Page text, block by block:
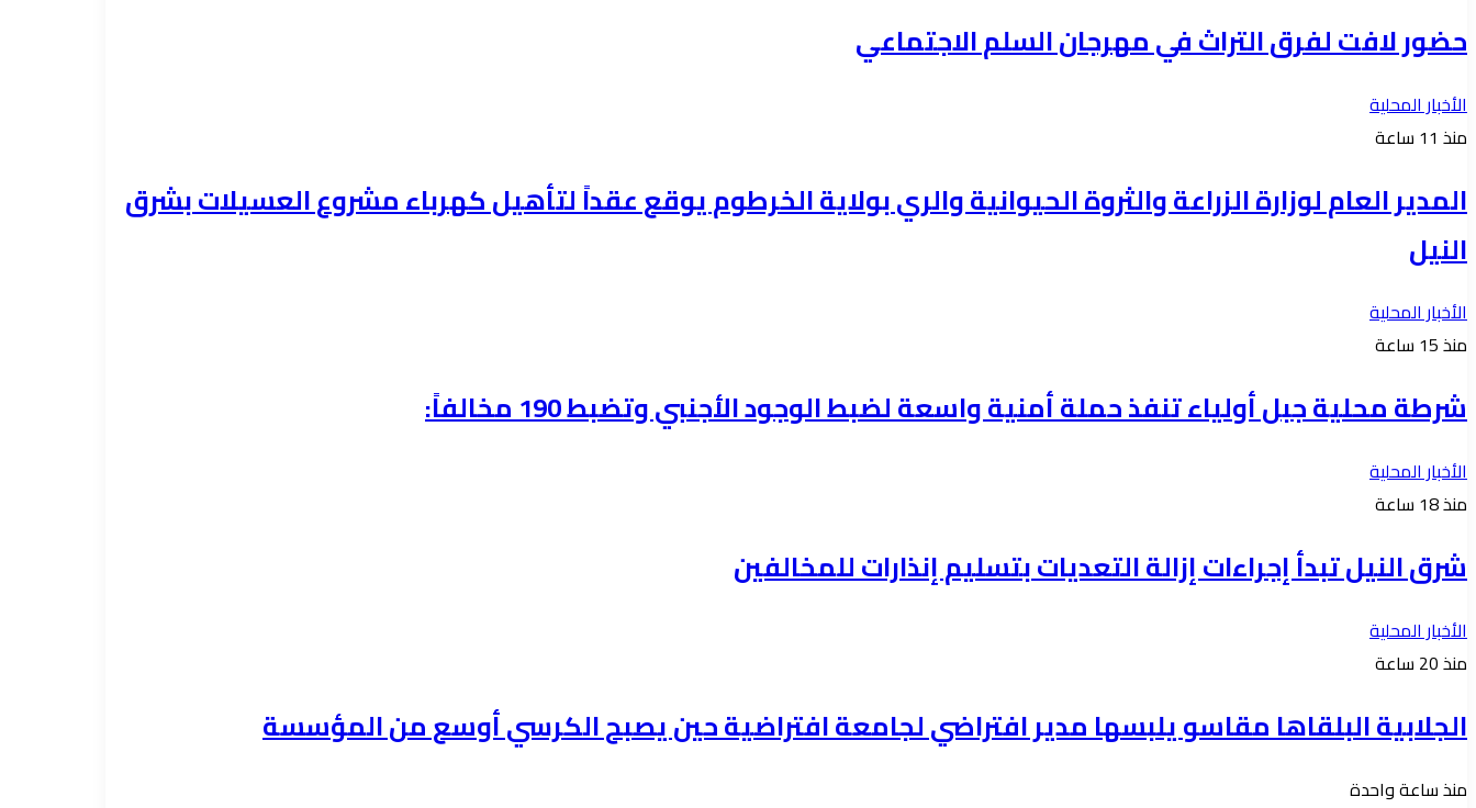
حضور لافت لفرق التراث في مهرجان السلم الاجتماعي
الأخبار المحلية
منذ 11 ساعة
المدير العام لوزارة الزراعة والثروة الحيوانية والري بولاية الخرطوم يوقع عقداً لتأهيل كهرباء مشروع العسيلات بشرق
النيل
الأخبار المحلية
منذ 15 ساعة
شرطة محلية جبل أولياء تنفذ حملة أمنية واسعة لضبط الوجود الأجنبي وتضبط 190 مخالفاً:
الأخبار المحلية
منذ 18 ساعة
شرق النيل تبدأ إجراءات إزالة التعديات بتسليم إنذارات للمخالفين
الأخبار المحلية
منذ 20 ساعة
الجلابية البلقاها مقاسو يلبسها ​مدير افتراضي لجامعة افتراضية حين يصبح الكرسي أوسع من المؤسسة
منذ ساعة واحدة